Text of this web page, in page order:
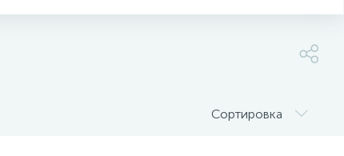
Сортировка